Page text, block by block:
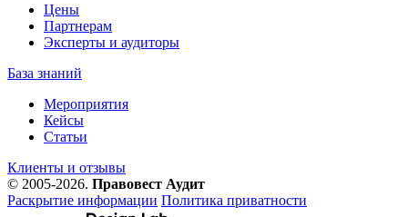
Цены
Партнерам
Эксперты и аудиторы
База знаний
Мероприятия
Кейсы
Статьи
Клиенты и отзывы
© 2005-2026. Правовест Аудит
Раскрытие информации Политика приватности